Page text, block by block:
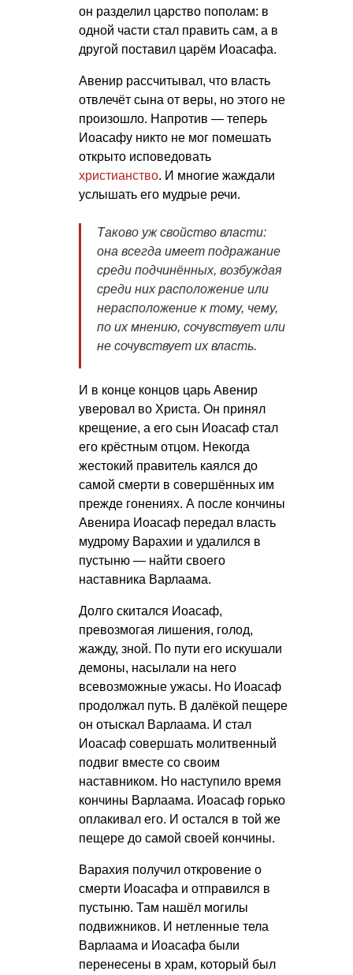
он разделил царство пополам: в
одной части стал править сам, а в
другой поставил царём Иоасафа.
Авенир рассчитывал, что власть
отвлечёт сына от веры, но этого не
произошло. Напротив — теперь
Иоасафу никто не мог помешать
открыто исповедовать
христианство. И многие жаждали
услышать его мудрые речи.
Таково уж свойство власти:
она всегда имеет подражание
среди подчинённых, возбуждая
среди них расположение или
нерасположение к тому, чему,
по их мнению, сочувствует или
не сочувствует их власть.
И в конце концов царь Авенир
уверовал во Христа. Он принял
крещение, а его сын Иоасаф стал
его крёстным отцом. Некогда
жестокий правитель каялся до
самой смерти в совершённых им
прежде гонениях. А после кончины
Авенира Иоасаф передал власть
мудрому Варахии и удалился в
пустыню — найти своего
наставника Варлаама.
Долго скитался Иоасаф,
превозмогая лишения, голод,
жажду, зной. По пути его искушали
демоны, насылали на него
всевозможные ужасы. Но Иоасаф
продолжал путь. В далёкой пещере
он отыскал Варлаама. И стал
Иоасаф совершать молитвенный
подвиг вместе со своим
наставником. Но наступило время
кончины Варлаама. Иоасаф горько
оплакивал его. И остался в той же
пещере до самой своей кончины.
Варахия получил откровение о
смерти Иоасафа и отправился в
пустыню. Там нашёл могилы
подвижников. И нетленные тела
Варлаама и Иоасафа были
перенесены в храм, который был